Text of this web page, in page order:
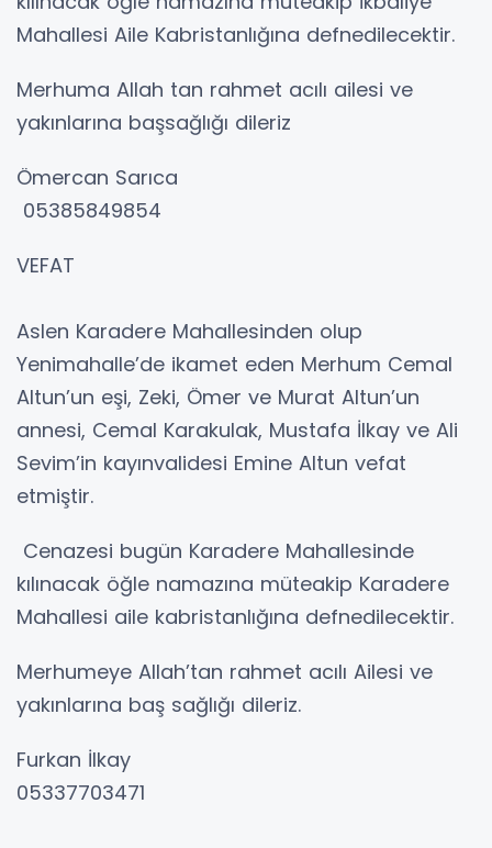
Mahallesi Aile Kabristanlığına defnedilecektir.
Merhuma Allah tan rahmet acılı ailesi ve
yakınlarına başsağlığı dileriz
Ömercan Sarıca
05385849854
VEFAT
Aslen Karadere Mahallesinden olup
Yenimahalle’de ikamet eden Merhum Cemal
Altun’un eşi, Zeki, Ömer ve Murat Altun’un
annesi, Cemal Karakulak, Mustafa İlkay ve Ali
Sevim’in kayınvalidesi Emine Altun vefat
etmiştir.
Cenazesi bugün Karadere Mahallesinde
kılınacak öğle namazına müteakip Karadere
Mahallesi aile kabristanlığına defnedilecektir.
Merhumeye Allah’tan rahmet acılı Ailesi ve
yakınlarına baş sağlığı dileriz.
Furkan İlkay
05337703471